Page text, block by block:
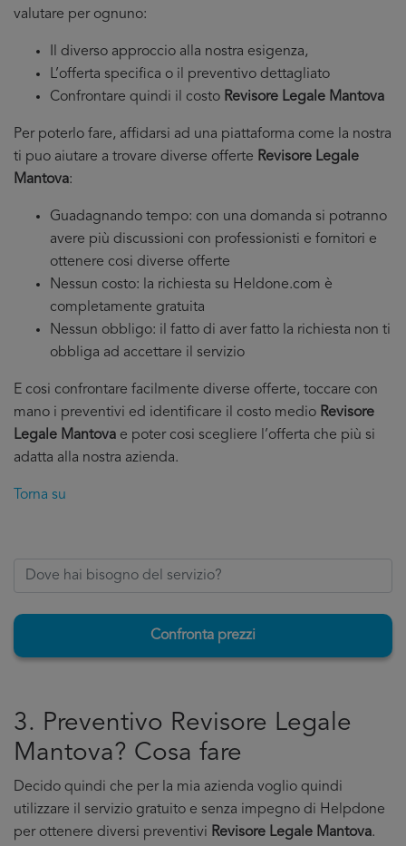
valutare per ognuno:
Il diverso approccio alla nostra esigenza,
L’offerta specifica o il preventivo dettagliato
Confrontare quindi il costo Revisore Legale Mantova
Per poterlo fare, affidarsi ad una piattaforma come la nostra
ti puo aiutare a trovare diverse offerte Revisore Legale
Mantova:
Guadagnando tempo: con una domanda si potranno
avere più discussioni con professionisti e fornitori e
ottenere cosi diverse offerte
Nessun costo: la richiesta su Heldone.com è
completamente gratuita
Nessun obbligo: il fatto di aver fatto la richiesta non ti
obbliga ad accettare il servizio
E cosi confrontare facilmente diverse offerte, toccare con
mano i preventivi ed identificare il costo medio Revisore
Legale Mantova e poter cosi scegliere l’offerta che più si
adatta alla nostra azienda.
Torna su
Confronta prezzi
3. Preventivo Revisore Legale
Mantova? Cosa fare
Decido quindi che per la mia azienda voglio quindi
utilizzare il servizio gratuito e senza impegno di Helpdone
per ottenere diversi preventivi Revisore Legale Mantova.